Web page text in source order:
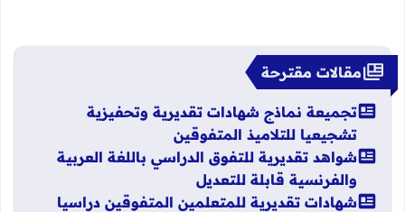
مقالات مقترحة
تجميعة نماذج شهادات تقديرية وتحفيزية
تشجيعيا للتلاميذ المتفوقين
شواهد تقديرية للتفوق الدراسي باللغة العربية
والفرنسية قابلة للتعديل
شهادات تقديرية للمتعلمين المتفوقين دراسيا